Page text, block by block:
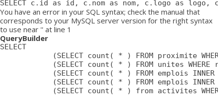
SELECT c.id as id, c.nom as nom, c.logo as
You have an error in your SQL syntax; check the manual that
corresponds to your MySQL server version for the right syntax
to use near '' at line 1
QueryBuilder
SELECT